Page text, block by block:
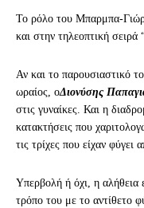
Το ρόλο του Μπαρμπα-
και στην τηλεοπτική
Αν και το παρουσιαστικό
ωραίος, οΔιονύσης
στις γυναίκες. Και η
κατακτήσεις που
τις τρίχες που είχαν φύγει
Υπερβολή ή όχι, η αλήθεια
τρόπο του με το αντίθετο